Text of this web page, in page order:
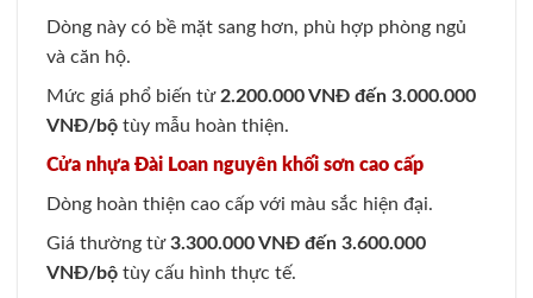
Dòng này có bề mặt sang hơn, phù hợp phòng ngủ
và căn hộ.
Mức giá phổ biến từ 2.200.000 VNĐ đến 3.000.000
VNĐ/bộ tùy mẫu hoàn thiện.
Cửa nhựa Đài Loan nguyên khối sơn cao cấp
Dòng hoàn thiện cao cấp với màu sắc hiện đại.
Giá thường từ3.300.000 VNĐ đến 3.600.000
VNĐ/bộ tùy cấu hình thực tế.